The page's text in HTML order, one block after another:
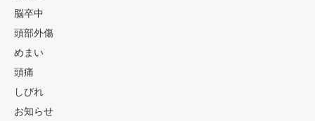
脳卒中
頭部外傷
めまい
頭痛
しびれ
お知らせ